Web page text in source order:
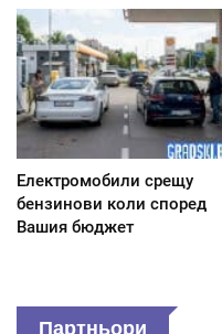
Електромобили срещу
бензинови коли според
Вашия бюджет
Партньори